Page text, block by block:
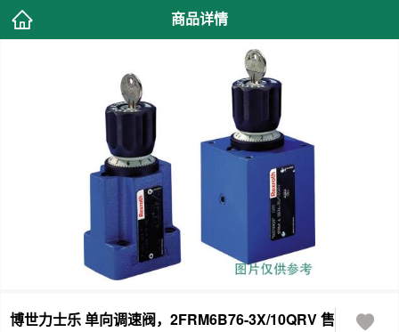
商品详情
博世力士乐 单向调速阀，2FRM6B76-3X/10QRV 售